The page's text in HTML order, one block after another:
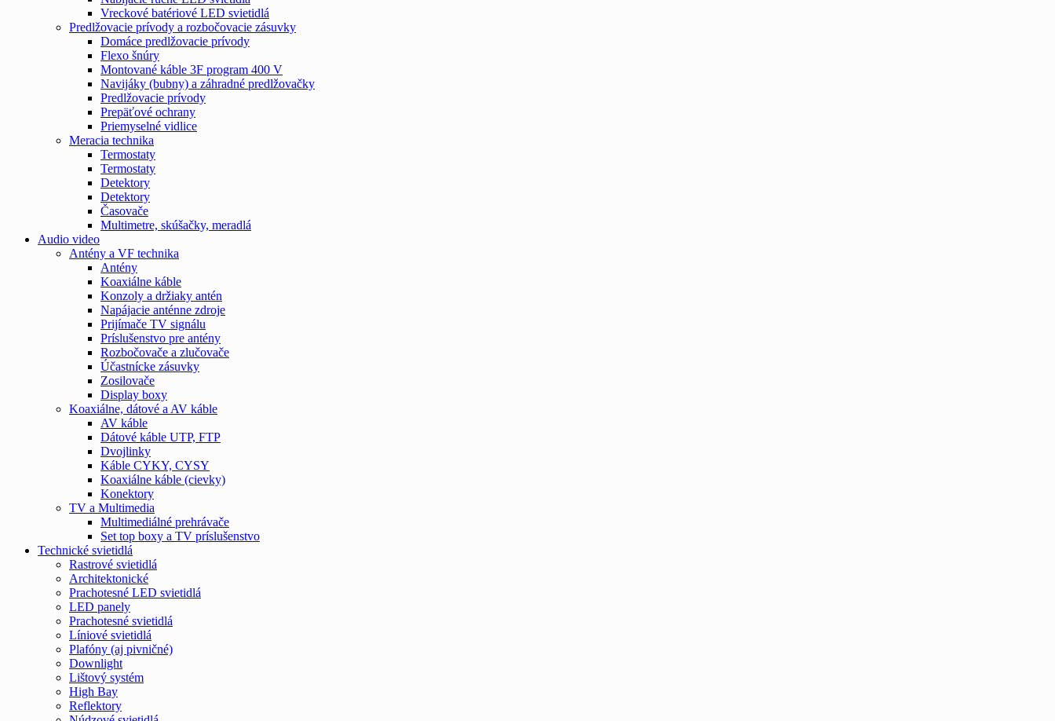
Vreckové batériové LED svietidlá
Predlžovacie prívody a rozbočovacie zásuvky
Domáce predlžovacie prívody
Flexo šnúry
Montované káble 3F program 400 V
Navijáky (bubny) a záhradné predlžovačky
Predlžovacie prívody
Prepäťové ochrany
Priemyselné vidlice
Meracia technika
Termostaty
Termostaty
Detektory
Detektory
Časovače
Multimetre, skúšačky, meradlá
Audio video
Antény a VF technika
Antény
Koaxiálne káble
Konzoly a držiaky antén
Napájacie anténne zdroje
Prijímače TV signálu
Príslušenstvo pre antény
Rozbočovače a zlučovače
Účastnícke zásuvky
Zosilovače
Display boxy
Koaxiálne, dátové a AV káble
AV káble
Dátové káble UTP, FTP
Dvojlinky
Káble CYKY, CYSY
Koaxiálne káble (cievky)
Konektory
TV a Multimedia
Multimediálné prehrávače
Set top boxy a TV príslušenstvo
Technické svietidlá
Rastrové svietidlá
Architektonické
Prachotesné LED svietidlá
LED panely
Prachotesné svietidlá
Líniové svietidlá
Plafóny (aj pivničné)
Downlight
Lištový systém
High Bay
Reflektory